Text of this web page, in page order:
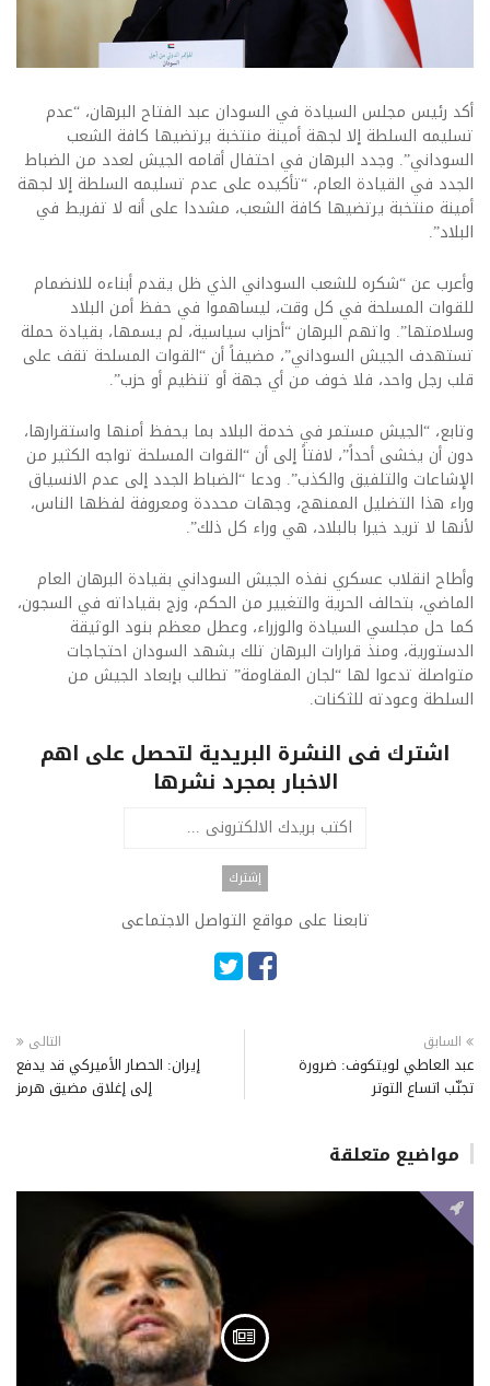
أكد رئيس مجلس السيادة في السودان عبد الفتاح البرهان، “عدم
تسليمه السلطة إلا لجهة أمينة منتخبة يرتضيها كافة الشعب
السوداني”. وجدد البرهان في احتفال أقامه الجيش لعدد من الضباط
الجدد في القيادة العام، “تأكيده على عدم تسليمه السلطة إلا لجهة
أمينة منتخبة يرتضيها كافة الشعب، مشددا على أنه لا تفريط في
البلاد”.
وأعرب عن “شكره للشعب السوداني الذي ظل يقدم أبناءه للانضمام
للقوات المسلحة في كل وقت، ليساهموا في حفظ أمن البلاد
وسلامتها”. واتهم البرهان “أحزاب سياسية، لم يسمها، بقيادة حملة
تستهدف الجيش السوداني”، مضيفاً أن “القوات المسلحة تقف على
قلب رجل واحد، فلا خوف من أي جهة أو تنظيم أو حزب”.
وتابع، “الجيش مستمر في خدمة البلاد بما يحفظ أمنها واستقرارها،
دون أن يخشى أحداً”، لافتاً إلى أن “القوات المسلحة تواجه الكثير من
الإشاعات والتلفيق والكذب”. ودعا “الضباط الجدد إلى عدم الانسياق
وراء هذا التضليل الممنهج، وجهات محددة ومعروفة لفظها الناس،
لأنها لا تريد خيرا بالبلاد، هي وراء كل ذلك”.
وأطاح انقلاب عسكري نفذه الجيش السوداني بقيادة البرهان العام
الماضي، بتحالف الحرية والتغيير من الحكم، وزج بقياداته في السجون،
كما حل مجلسي السيادة والوزراء، وعطل معظم بنود الوثيقة
الدستورية، ومنذ قرارات البرهان تلك يشهد السودان احتجاجات
متواصلة تدعوا لها “لجان المقاومة” تطالب بإبعاد الجيش من
السلطة وعودته للثكنات.​
اشترك فى النشرة البريدية لتحصل على اهم
الاخبار بمجرد نشرها
تابعنا على مواقع التواصل الاجتماعى
السابق
عبد العاطي لويتكوف: ضرورة
تجنّب اتساع التوتر
التالى
إيران: الحصار الأميركي قد يدفع
إلى إغلاق مضيق هرمز
مواضيع متعلقة